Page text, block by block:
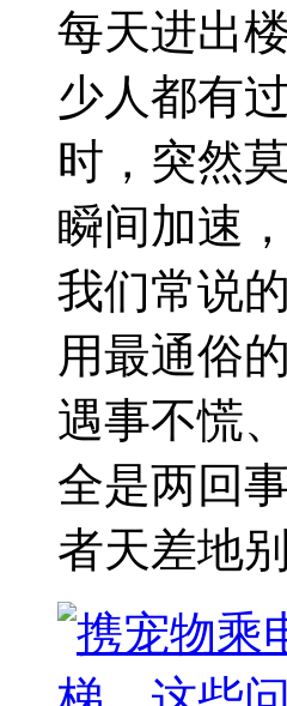
每天进出
少人都有
时，突然
瞬间加速
我们常说
用最通俗
遇事不慌
全是两回
者天差地